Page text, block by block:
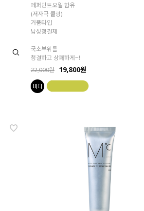
페퍼민트오일 함유
(저자극 쿨링)
거품타입
남성청결제
국소부위를
청결하고 상쾌하게~!
22,000원 19,800원